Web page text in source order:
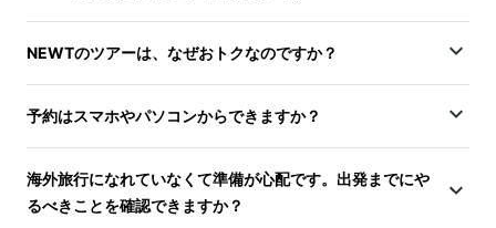
NEWTのツアーは、なぜおトクなのですか？
予約はスマホやパソコンからできますか？
海外旅行になれていなくて準備が心配です。出発までにや
るべきことを確認できますか？